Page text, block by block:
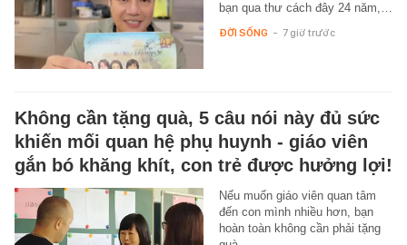
bạn qua thư cách đây 24 năm,…
ĐỜI SỐNG - 7 giờ trước
Không cần tặng quà, 5 câu nói này đủ sức
khiến mối quan hệ phụ huynh - giáo viên
gắn bó khăng khít, con trẻ được hưởng lợi!
Nếu muốn giáo viên quan tâm
đến con mình nhiều hơn, bạn
hoàn toàn không cần phải tặng